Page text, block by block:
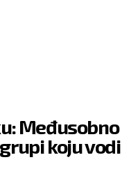
Međusobno
koju vodi